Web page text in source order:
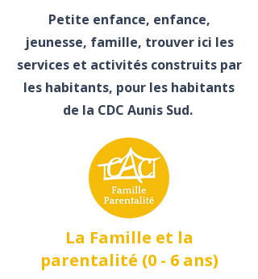
Petite enfance, enfance,
jeunesse, famille, trouver ici les
services et activités construits par
les habitants, pour les habitants
de la CDC Aunis Sud.
La Famille et la
parentalité (0 - 6 ans)